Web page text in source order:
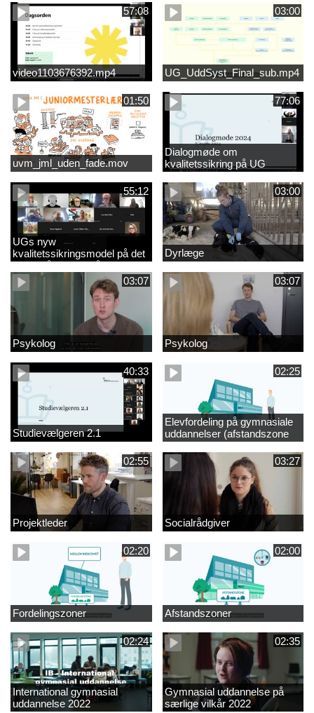
57:08
video1103676392.mp4
03:00
UG_UddSyst_Final_sub.mp4
01:50
uvm_jml_uden_fade.mov
77:06
Dialogmøde om
kvalitetssikring på UG
55:12
UGs nyw
kvalitetssikringsmodel på det
videregående område
03:00
Dyrlæge
03:07
Psykolog
03:07
Psykolog
40:33
Studievælgeren 2.1
02:25
Elevfordeling på gymnasiale
uddannelser (afstandszone
redigeret)
02:55
Projektleder
03:27
Socialrådgiver
02:20
Fordelingszoner
02:00
Afstandszoner
02:24
International gymnasial
uddannelse 2022
02:35
Gymnasial uddannelse på
særlige vilkår 2022